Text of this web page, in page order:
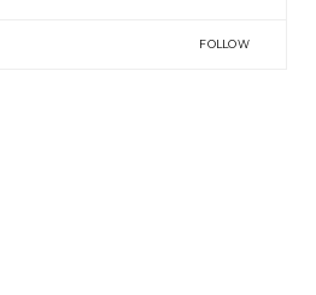
FOLLOW